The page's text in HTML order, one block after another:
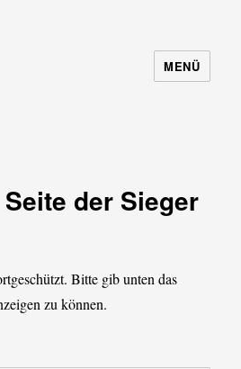
MENÜ
der Sieger
Bitte gib unten das
zu können.